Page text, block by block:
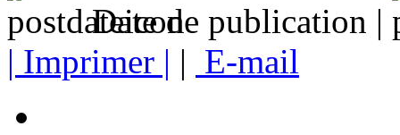
Date de publication |
| Imprimer | | E-mail